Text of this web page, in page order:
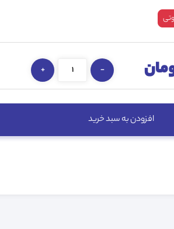
-
+
افزودن به سبد خرید